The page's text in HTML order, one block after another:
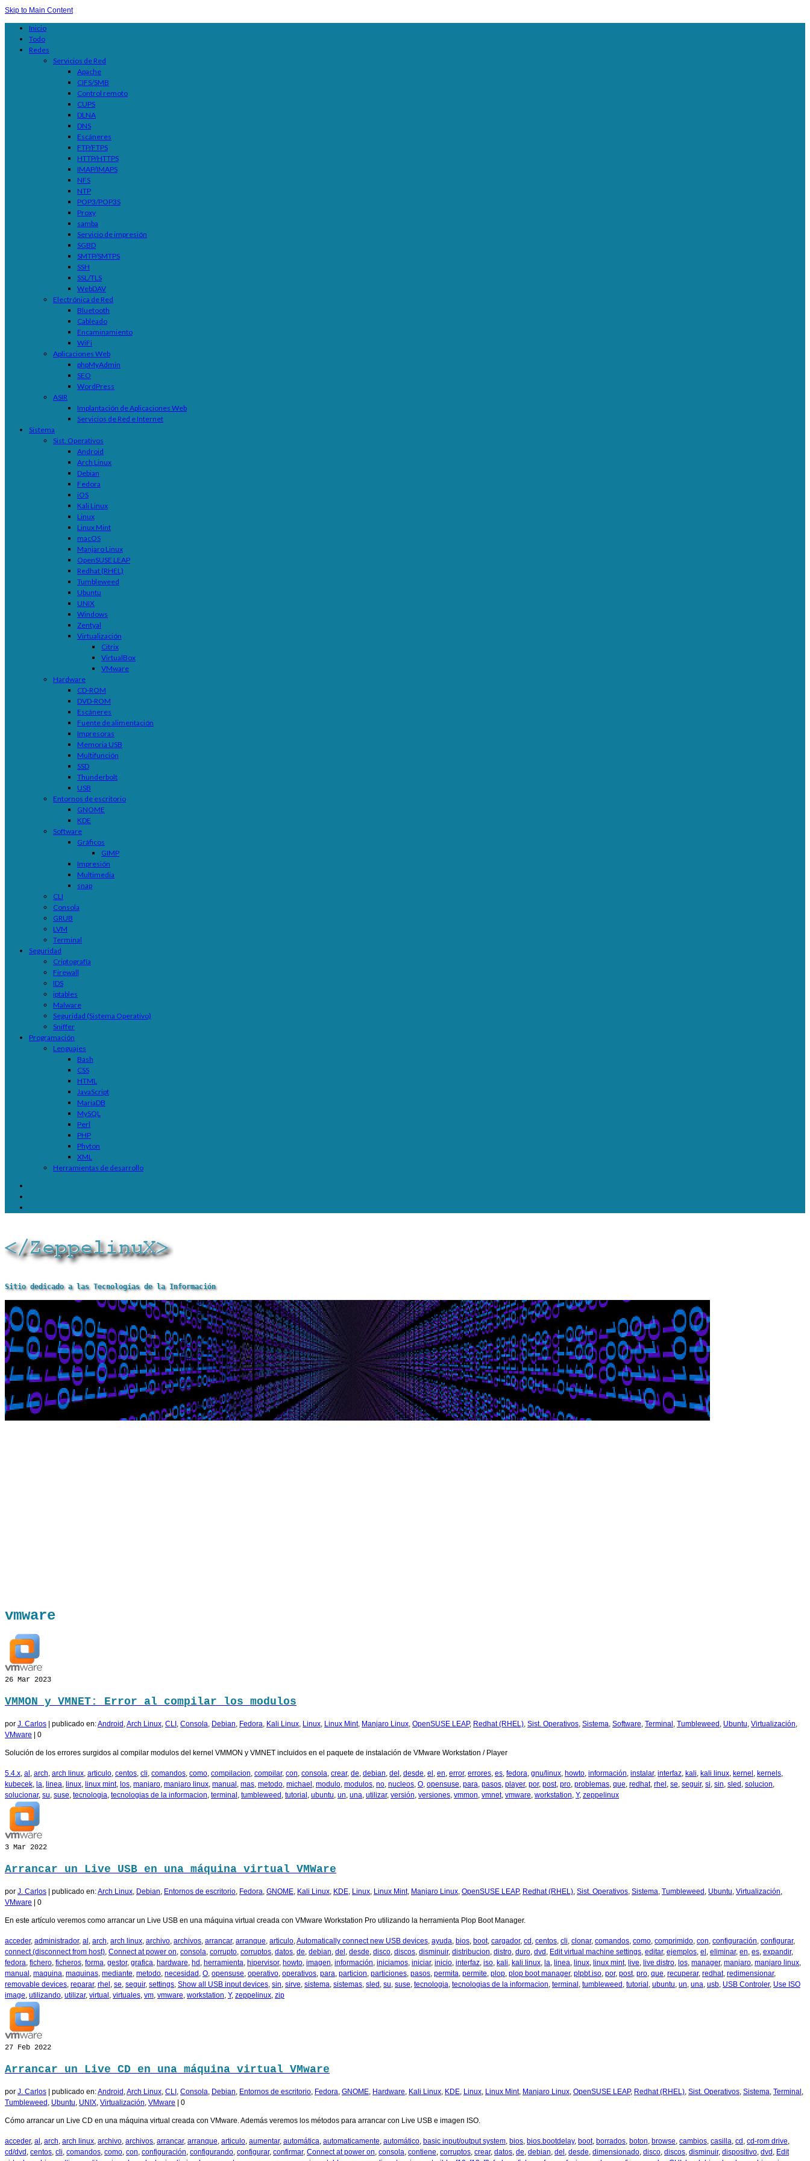
Skip to Main Content
Inicio
Todo
Redes
Servicios de Red
Apache
CIFS/SMB
Control remoto
CUPS
DLNA
DNS
Escáneres
FTP/FTPS
HTTP/HTTPS
IMAP/IMAPS
NFS
NTP
POP3/POP3S
Proxy
samba
Servicio de impresión
SGBD
SMTP/SMTPS
SSH
SSL/TLS
WebDAV
Electrónica de Red
Bluetooth
Cableado
Encaminamiento
WiFi
Aplicaciones Web
phpMyAdmin
SEO
WordPress
ASIR
Implantación de Aplicaciones Web
Servicios de Red e Internet
Sistema
Sist. Operativos
Android
Arch Linux
Debian
Fedora
iOS
Kali Linux
Linux
Linux Mint
macOS
Manjaro Linux
OpenSUSE LEAP
Redhat (RHEL)
Tumbleweed
Ubuntu
UNIX
Windows
Zentyal
Virtualización
Citrix
VirtualBox
VMware
Hardware
CD-ROM
DVD-ROM
Escáneres
Fuente de alimentación
Impresoras
Memoria USB
Multifunción
SSD
Thunderbolt
USB
Entornos de escritorio
GNOME
KDE
Software
Gráficos
GIMP
Impresión
Multimedia
snap
CLI
Consola
GRUB
LVM
Terminal
Seguridad
Criptografía
Firewall
IDS
iptables
Malware
Seguridad (Sistema Operativo)
Sniffer
Programación
Lenguajes
Bash
CSS
HTML
JavaScript
MariaDB
MySQL
Perl
PHP
Phyton
XML
Herramientas de desarrollo
Sitio dedicado a las Tecnologías de la Información
vmware
26 Mar 2023
VMMON y VMNET: Error al compilar los modulos
por J. Carlos publicado en:Android ,Arch Linux, CLI , Consola, Debian, Fedora, Kali Linux, Linux, Linux Mint, Manjaro Linux, OpenSUSE LEAP, Redhat (RHEL), Sist. Operativos, Sistema, Software, Terminal , Tumbleweed , Ubuntu, Virtualización,
VMware
0
Solución de los errores surgidos al compilar modulos del kernel VMMON y VMNET incluidos en el paquete de instalación de VMware Workstation / Player
5.4.x, al , arch, arch linux, articulo, centos, cli, comandos, como, compilacion, compilar, con, consola, crear, de, debian, del , desde, el , en, error, errores, es, fedora, gnu/linux, howto, información, instalar, interfaz, kali, kali linux, kernel , kernels,
kubecek, la, linea, linux, linux mint, los, manjaro, manjaro linux, manual , mas, metodo, michael , modulo, modulos, no, nucleos, O, opensuse, para, pasos, player, por, post, pro, problemas, que, redhat, rhel , se, seguir, si, sin, sled , solucion,
solucionar, su, suse, tecnologia, tecnologias de la informacion, terminal , tumbleweed , tutorial , ubuntu, un, una, utilizar, versión, versiones, vmmon, vmnet, vmware, workstation, Y, zeppelinux
3 Mar 2022
Arrancar un Live USB en una máquina virtual VMWare
por J. Carlos publicado en:Arch Linux, Debian, Entornos de escritorio, Fedora, GNOME, Kali Linux, KDE, Linux, Linux Mint, Manjaro Linux, OpenSUSE LEAP, Redhat (RHEL), Sist. Operativos, Sistema, Tumbleweed , Ubuntu, Virtualización,
VMware
0
En este artículo veremos como arrancar un Live USB en una máquina virtual creada con VMware Workstation Pro utilizando la herramienta Plop Boot Manager.
acceder, administrador, al , arch, arch linux, archivo, archivos, arrancar, arranque, articulo,Automatically connect new USB devices, ayuda, bios, boot, cargador, cd , centos, cli, clonar, comandos, como, comprimido, con, configuración, configurar,
connect (disconnect from host), Connect at power on, consola, corrupto, corruptos, datos, de, debian, del , desde, disco, discos, disminuir, distribucion, distro, duro, dvd , Edit virtual machine settings, editar, ejemplos, el , eliminar, en, es, expandir,
fedora, fichero, ficheros, forma, gestor, grafica, hardware, hd , herramienta, hipervisor, howto, imagen, información, iniciamos, iniciar, inicio, interfaz, iso, kali, kali linux, la, linea, linux, linux mint, live, live distro, los, manager, manjaro, manjaro linux,
manual , maquina, maquinas, mediante, metodo, necesidad , O, opensuse, operativo, operativos, para, particion, particiones, pasos, permita, permite, plop, plop boot manager, plpbt.iso, por, post, pro, que, recuperar, redhat, redimensionar,
removable devices, reparar, rhel , se, seguir, settings, Show all USB input devices, sin, sirve, sistema, sistemas, sled , su, suse, tecnologia, tecnologias de la informacion, terminal , tumbleweed , tutorial , ubuntu, un, una, usb, USB Controler, Use ISO
image, utilizando, utilizar, virtual , virtuales, vm, vmware, workstation, Y, zeppelinux, zip
27 Feb 2022
Arrancar un Live CD en una máquina virtual VMware
por J. Carlos | publicado en:Android Arch Linux CLI Consola Debian Entornos de escritorio Fedora GNOME Hardware Kali Linux KDE Linux Linux Mint, Manjaro Linux OpenSUSE LEAP, Redhat (RHEL) Sist. Operativos Sistema Terminal
Tumbleweed Ubuntu UNIX Virtualización VMware | 0
Cómo arrancar un Live CD en una máquina virtual creada con VMware. Además veremos los métodos para arrancar con Live USB e imagen ISO.
acceder, al arch arch linux archivo archivos arrancar, arranque articulo aumentar, automática automaticamente automático basic input/output system bios bios.bootdelay, boot, borrados boton browse cambios casilla cd cd-rom drive
cd/dvd centos cli comandos como con configuración configurando configurar, confirmar, Connect at power on consola contiene corruptos crear, datos de debian del desde dimensionado disco discos disminuir, dispositivo dvd Edit